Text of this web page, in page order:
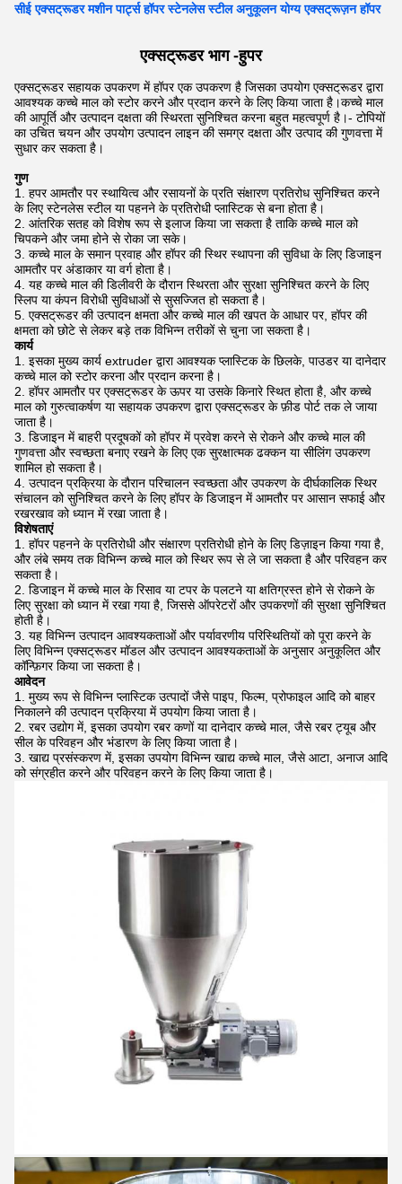
सीई एक्सट्रूडर मशीन पार्ट्स हॉपर स्टेनलेस स्टील अनुकूलन योग्य एक्सट्रूज़न हॉपर
एक्सट्रूडर भाग -हुपर
एक्सट्रूडर सहायक उपकरण में हॉपर एक उपकरण है जिसका उपयोग एक्सट्रूडर द्वारा
आवश्यक कच्चे माल को स्टोर करने और प्रदान करने के लिए किया जाता है।कच्चे माल
की आपूर्ति और उत्पादन दक्षता की स्थिरता सुनिश्चित करना बहुत महत्वपूर्ण है।- टोपियों
का उचित चयन और उपयोग उत्पादन लाइन की समग्र दक्षता और उत्पाद की गुणवत्ता में
सुधार कर सकता है।
गुण
हपर आमतौर पर स्थायित्व और रसायनों के प्रति संक्षारण प्रतिरोध सुनिश्चित करने
के लिए स्टेनलेस स्टील या पहनने के प्रतिरोधी प्लास्टिक से बना होता है।
आंतरिक सतह को विशेष रूप से इलाज किया जा सकता है ताकि कच्चे माल को
चिपकने और जमा होने से रोका जा सके।
कच्चे माल के समान प्रवाह और हॉपर की स्थिर स्थापना की सुविधा के लिए डिजाइन
आमतौर पर अंडाकार या वर्ग होता है।
यह कच्चे माल की डिलीवरी के दौरान स्थिरता और सुरक्षा सुनिश्चित करने के लिए
स्लिप या कंपन विरोधी सुविधाओं से सुसज्जित हो सकता है।
एक्सट्रूडर की उत्पादन क्षमता और कच्चे माल की खपत के आधार पर, हॉपर की
क्षमता को छोटे से लेकर बड़े तक विभिन्न तरीकों से चुना जा सकता है।
कार्य
इसका मुख्य कार्य extruder द्वारा आवश्यक प्लास्टिक के छिलके, पाउडर या दानेदार
कच्चे माल को स्टोर करना और प्रदान करना है।
हॉपर आमतौर पर एक्सट्रूडर के ऊपर या उसके किनारे स्थित होता है, और कच्चे
माल को गुरुत्वाकर्षण या सहायक उपकरण द्वारा एक्सट्रूडर के फ़ीड पोर्ट तक ले जाया
जाता है।
डिजाइन में बाहरी प्रदूषकों को हॉपर में प्रवेश करने से रोकने और कच्चे माल की
गुणवत्ता और स्वच्छता बनाए रखने के लिए एक सुरक्षात्मक ढक्कन या सीलिंग उपकरण
शामिल हो सकता है।
उत्पादन प्रक्रिया के दौरान परिचालन स्वच्छता और उपकरण के दीर्घकालिक स्थिर
संचालन को सुनिश्चित करने के लिए हॉपर के डिजाइन में आमतौर पर आसान सफाई और
रखरखाव को ध्यान में रखा जाता है।
विशेषताएं
हॉपर पहनने के प्रतिरोधी और संक्षारण प्रतिरोधी होने के लिए डिज़ाइन किया गया है,
और लंबे समय तक विभिन्न कच्चे माल को स्थिर रूप से ले जा सकता है और परिवहन कर
सकता है।
डिजाइन में कच्चे माल के रिसाव या टपर के पलटने या क्षतिग्रस्त होने से रोकने के
लिए सुरक्षा को ध्यान में रखा गया है, जिससे ऑपरेटरों और उपकरणों की सुरक्षा सुनिश्चित
होती है।
यह विभिन्न उत्पादन आवश्यकताओं और पर्यावरणीय परिस्थितियों को पूरा करने के
लिए विभिन्न एक्सट्रूडर मॉडल और उत्पादन आवश्यकताओं के अनुसार अनुकूलित और
कॉन्फ़िगर किया जा सकता है।
आवेदन
मुख्य रूप से विभिन्न प्लास्टिक उत्पादों जैसे पाइप, फिल्म, प्रोफाइल आदि को बाहर
निकालने की उत्पादन प्रक्रिया में उपयोग किया जाता है।
रबर उद्योग में, इसका उपयोग रबर कणों या दानेदार कच्चे माल, जैसे रबर ट्यूब और
सील के परिवहन और भंडारण के लिए किया जाता है।
खाद्य प्रसंस्करण में, इसका उपयोग विभिन्न खाद्य कच्चे माल, जैसे आटा, अनाज आदि
को संग्रहीत करने और परिवहन करने के लिए किया जाता है।